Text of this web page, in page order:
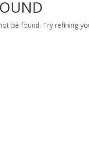
be found. Try refining